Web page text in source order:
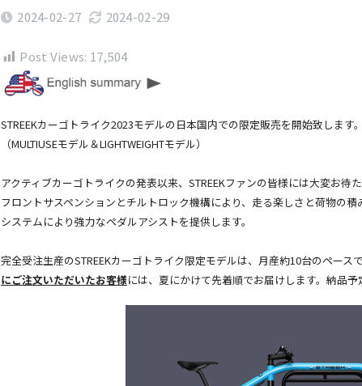
2024-02-27 2024-02-29
Post Views: 17,504
STREEKカーゴトライク2023モデルの日本国内での限定販売を開始致します。
（MULTIUSEモデル＆LIGHTWEIGHTモデル）
アクティブカーゴトライクの発表以来、STREEKファンの皆様には大変お待
フロントサスペンションとチルトロック機構により、走る楽しさと荷物の積
システムにより強力なペダルアシストを提供します。
完全受注生産のSTREEKカーゴトライク限定モデルは、月産約10台のペース
にご注文いただいたお客様には、夏にかけて先着順でお届けします。納品予